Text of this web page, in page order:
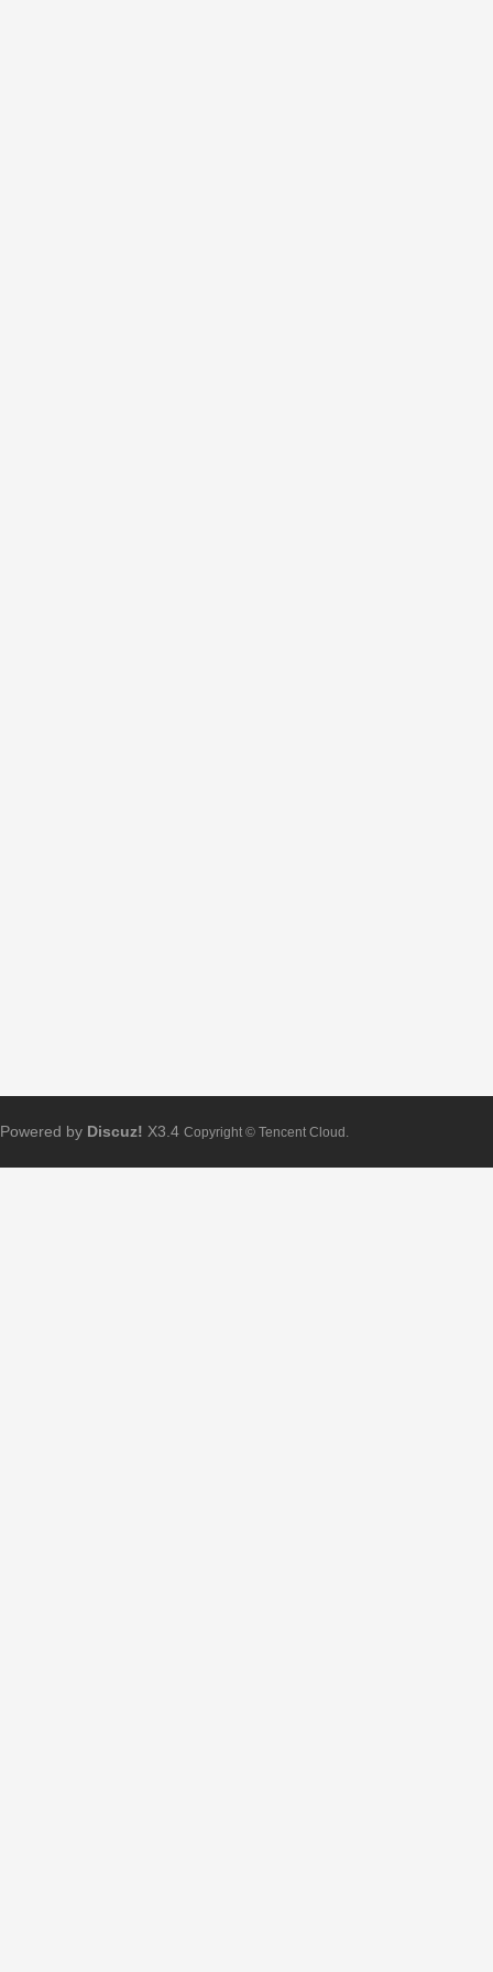
Powered by Discuz! X3.4 Copyright © Tencent Cloud.